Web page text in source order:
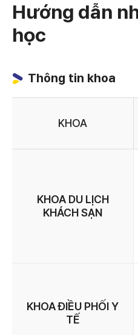
Hướng dẫn
học
Thông tin khoa
KHOA
KHOA DU LỊCH
KHÁCH SẠN
KHOA ĐIỀU PHỐI Y
TẾ